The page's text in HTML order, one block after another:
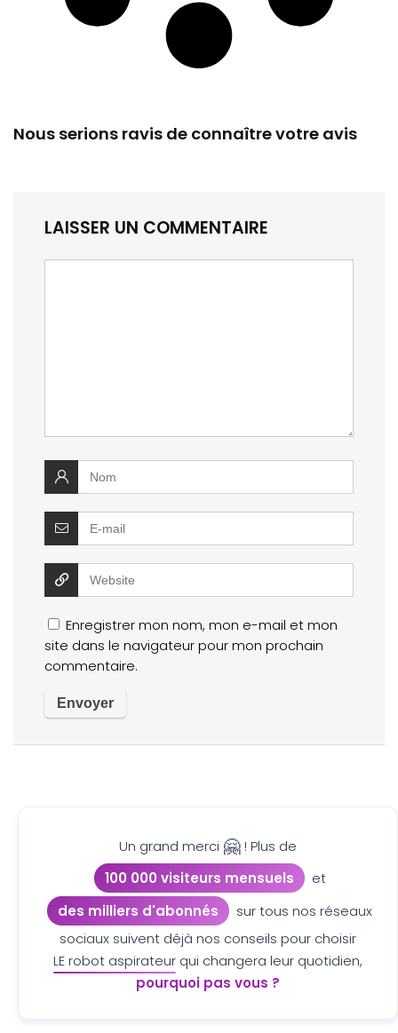
Nous serions ravis de connaître votre avis
LAISSER UN COMMENTAIRE
Enregistrer mon nom, mon e-mail et mon
site dans le navigateur pour mon prochain
commentaire.
Un grand merci 🤗! Plus de
100 000 visiteurs mensuels
et
des milliers d'abonnés
sur tous nos réseaux
sociaux suivent déjà nos conseils pour choisir
LE robot aspirateur qui changera leur quotidien,
pourquoi pas vous ?